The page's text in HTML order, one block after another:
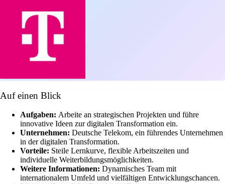
Auf einen Blick
Aufgaben: Arbeite an strategischen Projekten und führe
innovative Ideen zur digitalen Transformation ein.
Unternehmen: Deutsche Telekom, ein führendes Unternehmen
in der digitalen Transformation.
Vorteile: Steile Lernkurve, flexible Arbeitszeiten und
individuelle Weiterbildungsmöglichkeiten.
Weitere Informationen: Dynamisches Team mit
internationalem Umfeld und vielfältigen Entwicklungschancen.